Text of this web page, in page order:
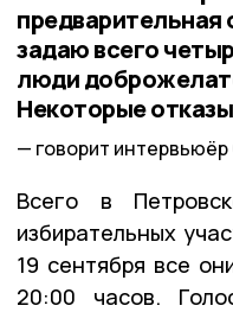
предварительная
задаю всего
люди
Некоторые
говорит
Всего в
избирательных
19 сентября все
20:00 часов.